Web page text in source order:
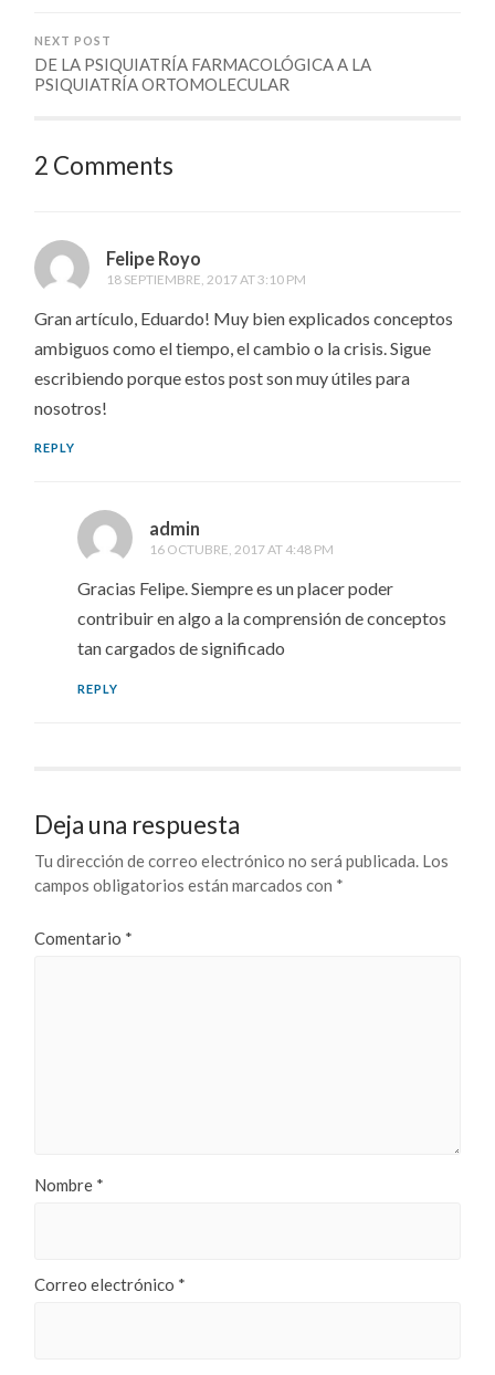
NEXT POST
DE LA PSIQUIATRÍA FARMACOLÓGICA A LA
PSIQUIATRÍA ORTOMOLECULAR
2 Comments
Felipe Royo
18 SEPTIEMBRE, 2017 AT 3:10 PM
Gran artículo, Eduardo! Muy bien explicados conceptos
ambiguos como el tiempo, el cambio o la crisis. Sigue
escribiendo porque estos post son muy útiles para
nosotros!
REPLY
admin
16 OCTUBRE, 2017 AT 4:48 PM
Gracias Felipe. Siempre es un placer poder
contribuir en algo a la comprensión de conceptos
tan cargados de significado
REPLY
Deja una respuesta
Tu dirección de correo electrónico no será publicada. Los
campos obligatorios están marcados con *
Comentario *
Nombre *
Correo electrónico *